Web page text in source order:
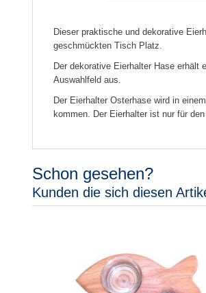
Dieser praktische und dekorative
geschmückten Tisch Platz.
Der dekorative Eierhalter Hase
Auswahlfeld aus.
Der Eierhalter Osterhase wird in
kommen. Der Eierhalter ist nur für
Schon gesehen?
Kunden die sich diesen